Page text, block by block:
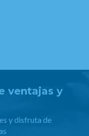
ventajas y
y disfruta de